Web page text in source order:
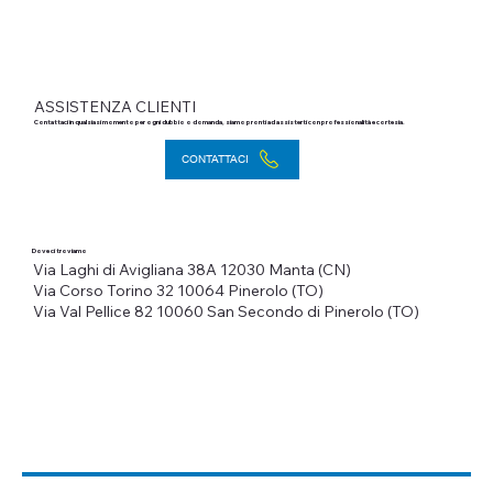
Contattaci in qualsiasi momento per ogni dubbio o domanda, siamo pronti ad assisterti con professionalità e cortesia.
CONTATTACI
ASSISTENZA CLIENTI
Dove ci troviamo
Via Laghi di Avigliana 38A 12030 Manta (CN)
Via Val Pellice 82 10060 San Secondo di Pinerolo (TO)
Via Corso Torino 32 10064 Pinerolo (TO)